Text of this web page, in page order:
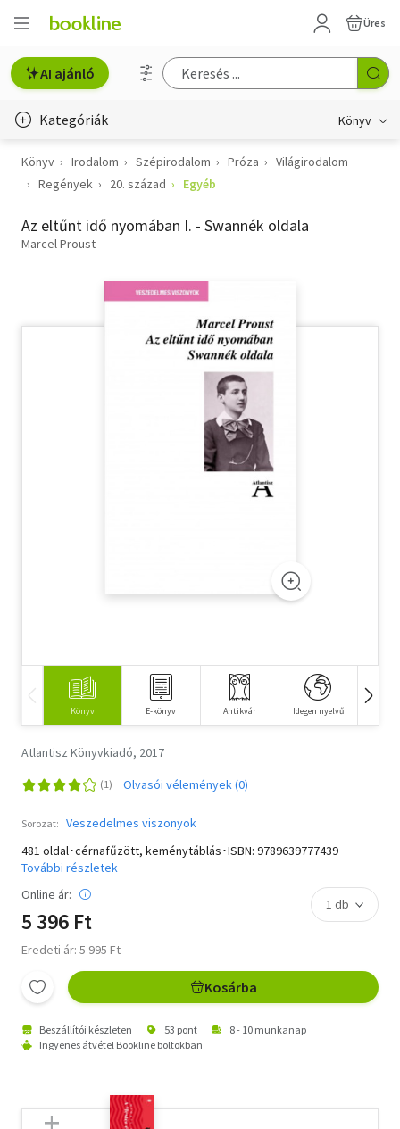
Üres
AI ajánló
Kategóriák Könyv
Életmód, egészség
Gyermek- és ifjúsági
Hobbi, szabadidő
Könyv Irodalom Szépirodalom Próza
Világirodalom
Regények
20. század Egyéb
Az eltűnt idő nyomában I. - Swannék oldala
Marcel Proust
Könyv E-könyv Antikvár Idegen nyelvű
Atlantisz Könyvkiadó, 2017
Olvasói vélemények (0)
Sorozat: Veszedelmes viszonyok
481 oldal･cérnafűzött, keménytáblás･ISBN: 9789639777439
További részletek
Online ár:
5 396 Ft
Eredeti ár: 5 995 Ft
Kosárba
Beszállítói készleten 53 pont
8 - 10 munkanap
Ingyenes átvétel Bookline boltokban